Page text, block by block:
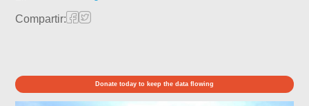
Compartir:
Donate today to keep the data flowing